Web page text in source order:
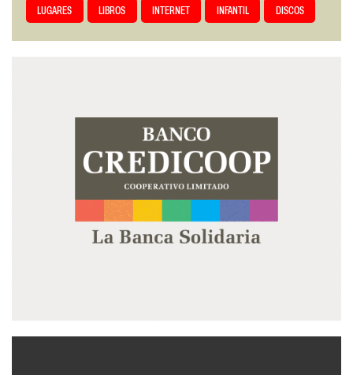
LUGARES LIBROS INTERNET INFANTIL DISCOS